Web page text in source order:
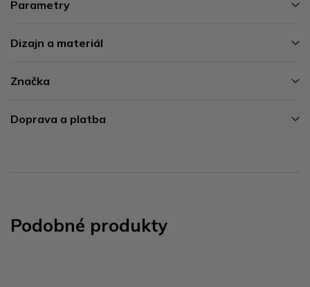
Parametry
Dizajn a materiál
Značka
Doprava a platba
Podobné produkty